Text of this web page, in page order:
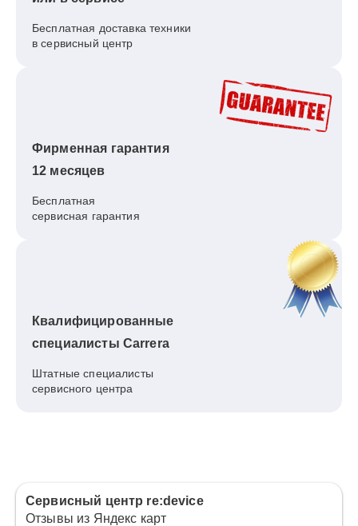
Бесплатная доставка техники
в сервисный центр
Фирменная гарантия
12 месяцев
Бесплатная
сервисная гарантия
Квалифицированные
специалисты Carrera
Штатные специалисты
сервисного центра
Сервисный центр re:device
Отзывы из Яндекс карт